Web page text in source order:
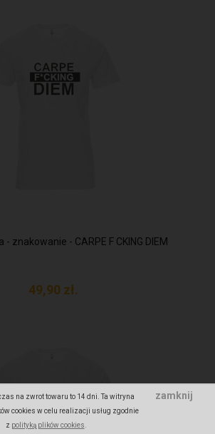
- znakowanie - CARPE F CKING DIEM
49,90 zł.
na zwrot towaru to 14 dni. Ta witryna
cookies w celu realizacji usług zgodnie
z polityką plików cookies
zamknij